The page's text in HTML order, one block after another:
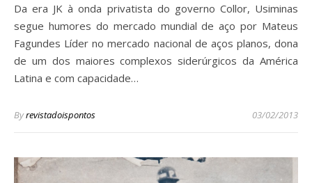
Da era JK à onda privatista do governo Collor, Usiminas
segue humores do mercado mundial de aço por Mateus
Fagundes Líder no mercado nacional de aços planos, dona
de um dos maiores complexos siderúrgicos da América
Latina e com capacidade…
Byrevistadoispontos 03/02/2013